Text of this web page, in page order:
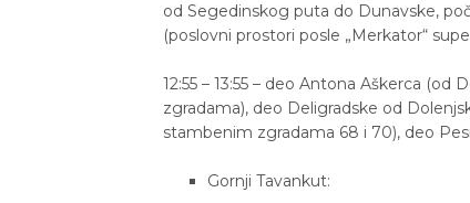
od Segedinskog puta do Dunavske,
(poslovni prostori posle „Merkator“
12:55 – 13:55 – deo Antona Aškerca
zgradama), deo Deligradske od
stambenim zgradama 68 i 70), deo
Gornji Tavankut: